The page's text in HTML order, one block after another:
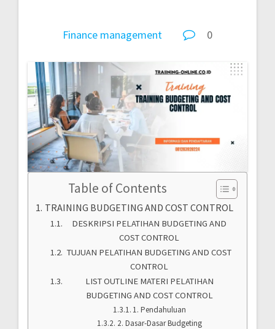
Finance management 0
Table of Contents
TRAINING BUDGETING AND COST CONTROL
DESKRIPSI PELATIHAN BUDGETING AND
COST CONTROL
TUJUAN PELATIHAN BUDGETING AND COST
CONTROL
LIST OUTLINE MATERI PELATIHAN
BUDGETING AND COST CONTROL
1. Pendahuluan
2. Dasar-Dasar Budgeting